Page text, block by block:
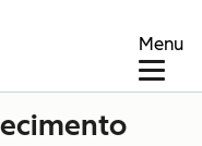
Menu